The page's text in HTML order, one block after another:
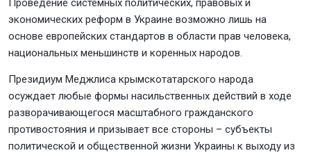
Проведение системных политических, правовых и
экономических реформ в Украине возможно лишь на
основе европейских стандартов в области прав человека,
национальных меньшинств и коренных народов.
Президиум Меджлиса крымскотатарского народа
осуждает любые формы насильственных действий в ходе
разворачивающегося масштабного гражданского
противостояния и призывает все стороны – субъекты
политической и общественной жизни Украины к выходу из